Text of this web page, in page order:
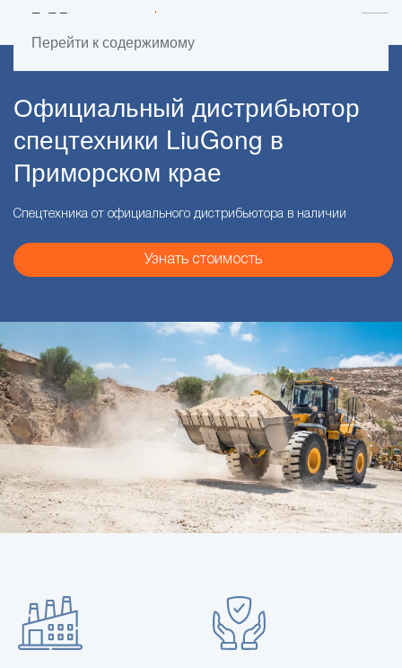
Перейти к содержимому
Официальный дистрибьютор
спецтехники LiuGong в
Приморском крае
Спецтехника от официального дистрибьютора в наличии
Узнать стоимость